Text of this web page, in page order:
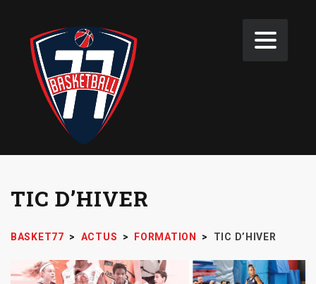
TIC D’HIVER
BASKET77 > ACTUS > FORMATION > TIC D’HIVER